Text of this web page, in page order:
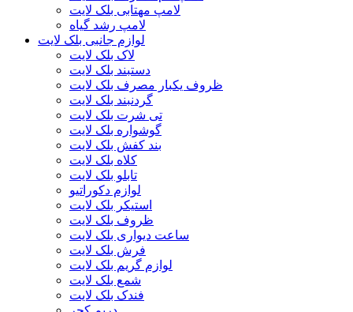
لامپ مهتابی بلک لایت
لامپ رشد گیاه
لوازم جانبی بلک لایت
لاک بلک لایت
دستبند بلک لایت
ظروف یکبار مصرف بلک لایت
گردنبند بلک لایت
تی شرت بلک لایت
گوشواره بلک لایت
بند کفش بلک لایت
کلاه بلک لایت
تابلو بلک لایت
لوازم دکوراتیو
استیکر بلک لایت
ظروف بلک لایت
ساعت دیواری بلک لایت
فرش بلک لایت
لوازم گریم بلک لایت
شمع بلک لایت
فندک بلک لایت